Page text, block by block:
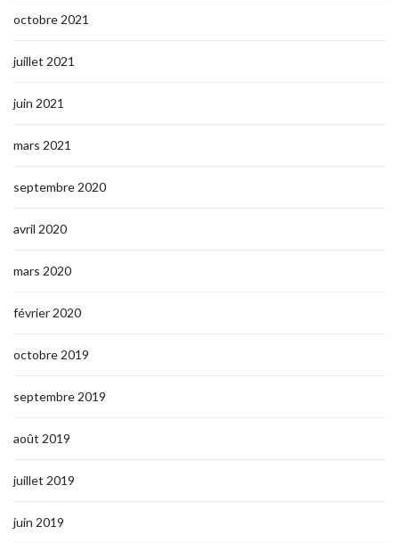
octobre 2021
juillet 2021
juin 2021
mars 2021
septembre 2020
avril 2020
mars 2020
février 2020
octobre 2019
septembre 2019
août 2019
juillet 2019
juin 2019